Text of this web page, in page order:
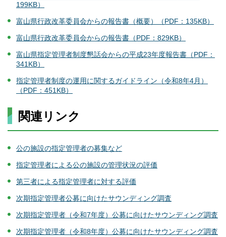
199KB）
富山県行政改革委員会からの報告書（概要）（PDF：135KB）
富山県行政改革委員会からの報告書（PDF：829KB）
富山県指定管理者制度懇話会からの平成23年度報告書（PDF：
341KB）
指定管理者制度の運用に関するガイドライン（令和8年4月）
（PDF：451KB）
関連リンク
公の施設の指定管理者の募集など
指定管理者による公の施設の管理状況の評価
第三者による指定管理者に対する評価
次期指定管理者公募に向けたサウンディング調査
次期指定管理者（令和7年度）公募に向けたサウンディング調査
次期指定管理者（令和8年度）公募に向けたサウンディング調査